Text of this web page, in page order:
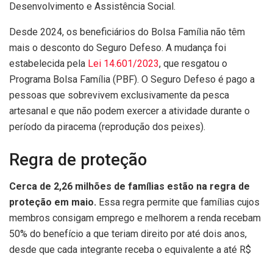
Desenvolvimento e Assistência Social.
Desde 2024, os beneficiários do Bolsa Família não têm
mais o desconto do Seguro Defeso. A mudança foi
estabelecida pela Lei 14.601/2023, que resgatou o
Programa Bolsa Família (PBF). O Seguro Defeso é pago a
pessoas que sobrevivem exclusivamente da pesca
artesanal e que não podem exercer a atividade durante o
período da piracema (reprodução dos peixes).
Regra de proteção
Cerca de 2,26 milhões de famílias estão na regra de
proteção em maio. Essa regra permite que famílias cujos
membros consigam emprego e melhorem a renda recebam
50% do benefício a que teriam direito por até dois anos,
desde que cada integrante receba o equivalente a até R$